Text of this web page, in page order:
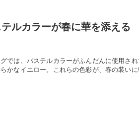
ルカラーが春に華を添える
では、パステルカラーがふんだんに使用さ
かなイエロー。これらの色彩が、春の装い